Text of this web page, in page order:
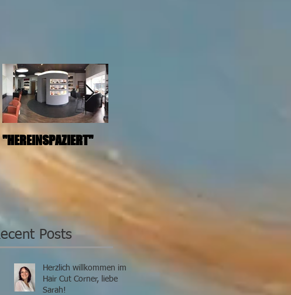
"HEREINSPAZIERT"
Mareike.Die
Angelegenheit ist
reizvoll: Eine junge
«bedingungslos»
vier
Posts
Herzlich willkommen im
Hair Cut Corner, liebe
Sarah!